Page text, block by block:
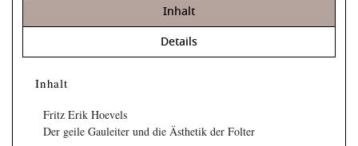
Inhalt
Details
Inhalt
Fritz Erik Hoevels
Der geile Gauleiter und die Ästhetik der Folter